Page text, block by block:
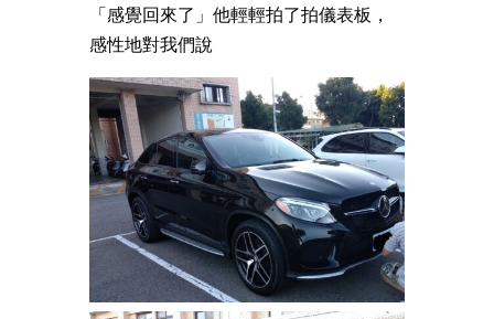
「感覺回來了」他輕輕拍了拍儀表板，
感性地對我們說